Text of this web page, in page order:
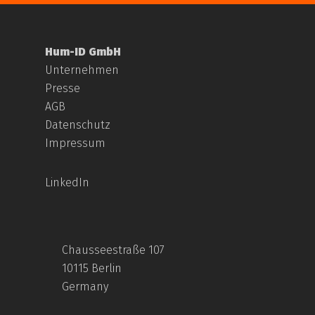
Hum-ID GmbH
Unternehmen
Presse
AGB
Datenschutz
Impressum
LinkedIn
Chausseestraße 107
10115 Berlin
Germany